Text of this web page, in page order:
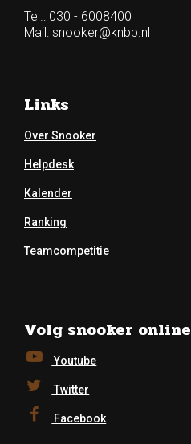
Tel.: 030 - 6008400
Mail: snooker@knbb.nl
Links
Over Snooker
Helpdesk
Kalender
Ranking
Teamcompetitie
Volg snooker online
Youtube
Twitter
Facebook